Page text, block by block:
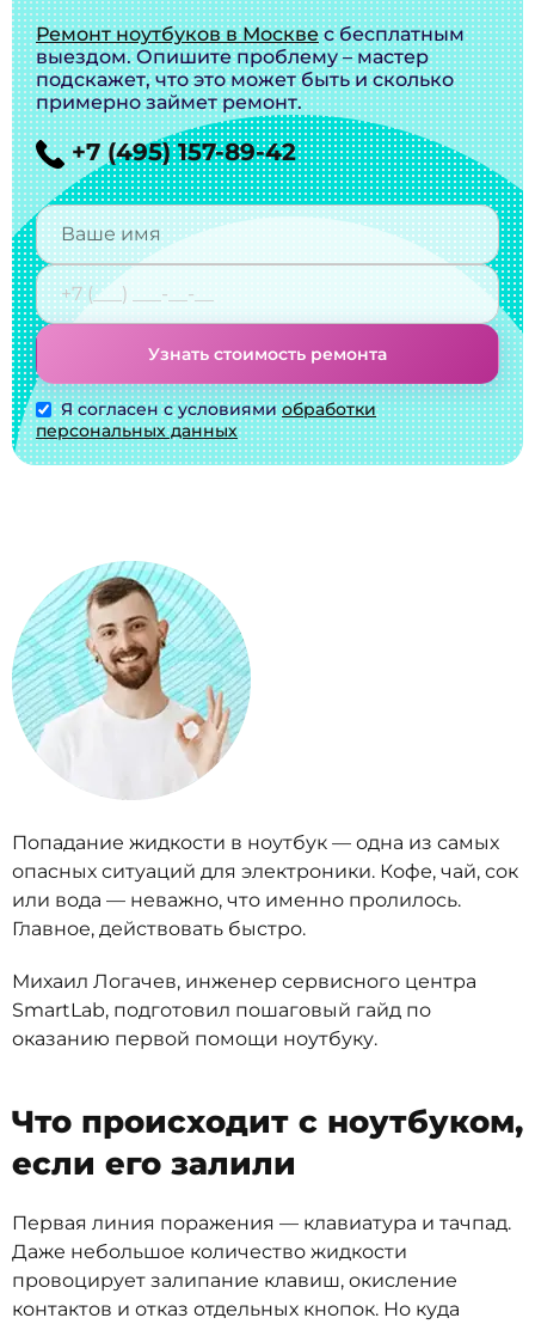
Ремонт ноутбуков в Москвес бесплатным
выездом. Опишите проблему – мастер
подскажет, что это может быть и сколько
примерно займет ремонт.
+7 (495) 157-89-42
Узнать стоимость ремонта
Я согласен с условиямиобработки
персональных данных
Попадание жидкости в ноутбук — одна из самых
опасных ситуаций для электроники. Кофе, чай, сок
или вода — неважно, что именно пролилось.
Главное, действовать быстро.
Михаил Логачев, инженер сервисного центра
SmartLab, подготовил пошаговый гайд по
оказанию первой помощи ноутбуку.
Что происходит с ноутбуком,
если его залили
Первая линия поражения — клавиатура и тачпад.
Даже небольшое количество жидкости
провоцирует залипание клавиш, окисление
контактов и отказ отдельных кнопок. Но куда